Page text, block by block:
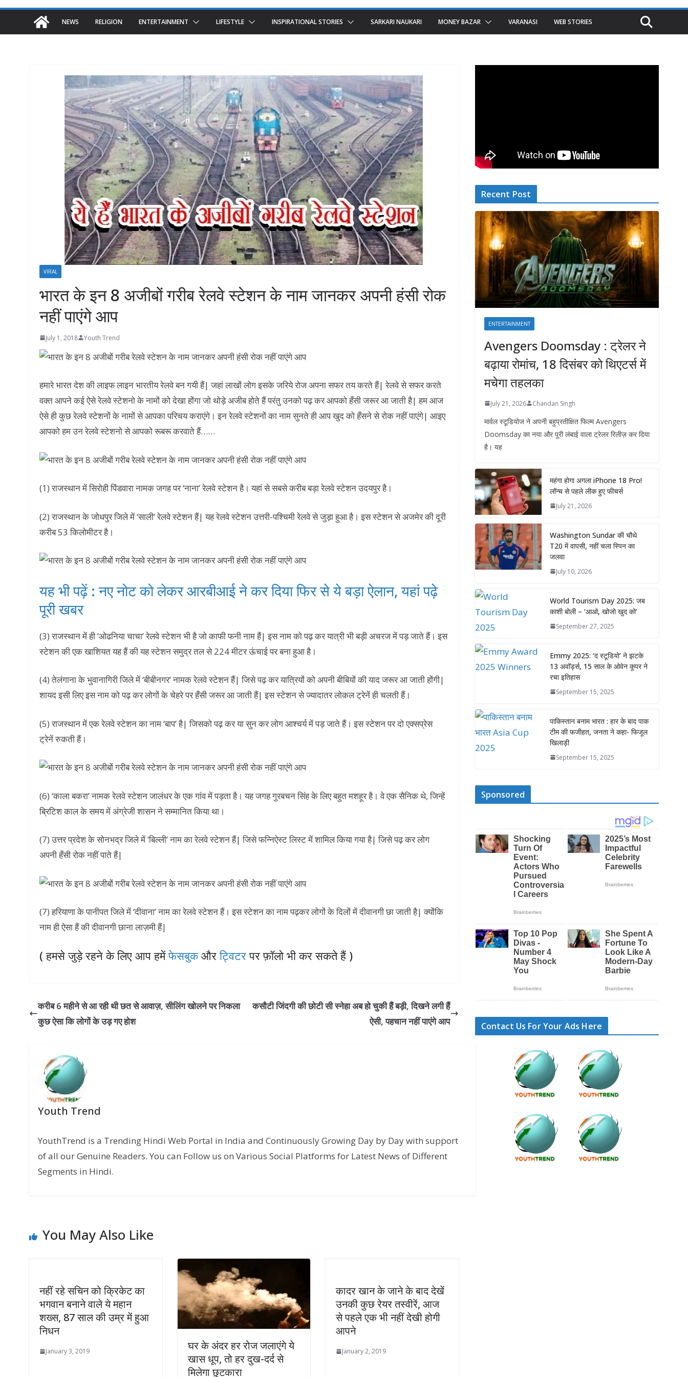
NEWS RELIGION ENTERTAINMENT LIFESTYLE INSPIRATIONAL STORIES SARKARI NAUKARI MONEY BAZAR VARANASI WEB STORIES
VIRAL
भारत के इन 8 अजीबों गरीब रेलवे स्टेशन के नाम जानकर अपनी हंसी रोक
नहीं पाएंगे आप
July 1, 2018 Youth Trend
हमारे भारत देश की लाइफ लाइन भारतीय रेलवे बन गयी हैं| जहां लाखों लोग इसके जरिये रोज अपना सफर तय करते हैं| रेलवे से सफर करते
वक्त आपने कई ऐसे रेलवे स्टेशनो के नामों को देखा होंगा जो थोड़े अजीब होते हैं परंतु उनको पढ़ कर आपको हँसी जरूर आ जाती है| हम आज
ऐसे ही कुछ रेलवे स्टेशनों के नामों से आपका परिचय कराएंगे। इन रेलवे स्टेशनों का नाम सुनते ही आप खुद को हँसने से रोक नहीं पाएंगे| आइए
आपको हम उन रेलवे स्टेशनो से आपको रूबरू करवाते हैं……
(1) राजस्थान में सिरोही पिंडवारा नामक जगह पर ‘नाना’ रेलवे स्टेशन है। यहां से सबसे करीब बड़ा रेलवे स्टेशन उदयपुर है।
(2) राजस्थान के जोधपुर जिले में ‘साली’ रेलवे स्टेशन हैं| यह रेलवे स्टेशन उत्तरी-पश्चिमी रेलवे से जुड़ा हुआ है। इस स्टेशन से अजमेर की दूरी
करीब 53 किलोमीटर है।
यह भी पढ़ें : नए नोट को लेकर आरबीआई ने कर दिया फिर से ये बड़ा ऐलान, यहां पढ़े
पूरी खबर
(3) राजस्थान में ही ‘ओढनिया चाचा’ रेलवे स्टेशन भी है जो काफी फनी नाम हैं| इस नाम को पढ़ कर यात्री भी बड़ी अचरज में पड़ जाते हैं। इस
स्टेशन की एक खाशियत यह हैं की यह स्टेशन समुद्र तल से 224 मीटर ऊंचाई पर बना हुआ है।
(4) तेलंगाना के भुवानागिरी जिले में ‘बीबीनगर’ नामक रेलवे स्टेशन हैं| जिसे पढ़ कर यात्रियों को अपनी बीबियों की याद जरूर आ जाती होंगी|
शायद इसी लिए इस नाम को पढ़ कर लोगों के चेहरे पर हँसी जरूर आ जाती हैं| इस स्टेशन से ज्यादातर लोकल ट्रेनें ही चलती हैं।
(5) राजस्थान में एक रेलवे स्टेशन का नाम ‘बाप’ है| जिसको पढ़ कर या सुन कर लोग आश्चर्य में पड़ जाते हैं। इस स्टेशन पर दो एक्सप्रेस
ट्रेनें रुकती हैं।
(6) ‘काला बकरा’ नामक रेलवे स्टेशन जालंधर के एक गांव में पड़ता है। यह जगह गुरबचन सिंह के लिए बहुत मशहूर है। वे एक सैनिक थे, जिन्हें
ब्रिटिश काल के समय में अंग्रेजी शासन ने सम्मानित किया था।
(7) उत्तर प्रदेश के सोनभद्र जिले में ‘बिल्ली’ नाम का रेलवे स्टेशन हैं| जिसे फन्निऐस्ट लिस्ट में शामिल किया गया है| जिसे पढ़ कर लोग
अपनी हँसी रोक नहीं पाते हैं|
(7) हरियाणा के पानीपत जिले में ‘दीवाना’ नाम का रेलवे स्टेशन हैं। इस स्टेशन का नाम पढ़कर लोगों के दिलों में दीवानगी छा जाती है| क्योंकि
नाम ही ऐसा हैं की दीवानगी छाना लाज़मी हैं|
( हमसे जुड़े रहने के लिए आप हमेंफेसबुकऔरट्विटरपर फ़ॉलो भी कर सकते हैं )
करीब 6 महीने से आ रही थी छत से आवाज़, सीलिंग खोलने पर निकला
कुछ ऐसा कि लोगों के उड़ गए होश
कसौटी जिंदगी की छोटी सी स्नेहा अब हो चुकी हैं बड़ी, दिखने लगी हैं
ऐसी, पहचान नहीं पाएंगे आप
Youth Trend
YouthTrend is a Trending Hindi Web Portal in India and Continuously Growing Day by Day with support
of all our Genuine Readers. You can Follow us on Various Social Platforms for Latest News of Different
Segments in Hindi.
You May Also Like
नहीं रहे सचिन को क्रिकेट का
भगवान बनाने वाले ये महान
शख्स, 87 साल की उम्र में हुआ
निधन
January 3, 2019
घर के अंदर हर रोज जलाएंगे ये
खास धूप, तो हर दुख-दर्द से
मिलेगा छुटकारा
कादर खान के जाने के बाद देखें
उनकी कुछ रेयर तस्वीरें, आज
से पहले एक भी नहीं देखी होगी
आपने
January 2, 2019
Recent Post
ENTERTAINMENT
Avengers Doomsday : ट्रेलर ने
बढ़ाया रोमांच, 18 दिसंबर को थिएटर्स में
मचेगा तहलका
July 21, 2026 Chandan Singh
मार्वल स्टूडियोज ने अपनी बहुप्रतीक्षित फिल्म Avengers
Doomsday का नया और पूरी लंबाई वाला ट्रेलर रिलीज़ कर दिया
है। यह
महंगा होगा अगला iPhone 18 Pro!
लॉन्च से पहले लीक हुए फीचर्स
July 21, 2026
Washington Sundar की चौथे
T20 में वापसी, नहीं चला स्पिन का
जलवा
July 10, 2026
World Tourism Day 2025: जब
काशी बोली – ‘आओ, खोजो खुद को’
September 27, 2025
Emmy 2025: ‘द स्टूडियो’ ने झटके
13 अवॉर्ड्स, 15 साल के ओवेन कूपर ने
रचा इतिहास
September 15, 2025
पाकिस्तान बनाम भारत : हार के बाद पाक
टीम की फजीहत, जनता ने कहा- फिजूल
खिलाड़ी
September 15, 2025
Sponsored
Contact Us For Your Ads Here